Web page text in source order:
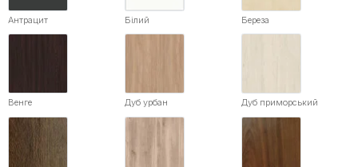
Антрацит Білий Береза
Венге Дуб урбан Дуб приморський